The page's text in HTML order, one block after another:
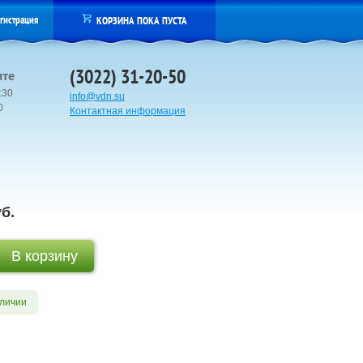
(3022) 31-20-50
info@vdn.su
Контактная информация
КОРЗИНА ПОКА ПУСТА